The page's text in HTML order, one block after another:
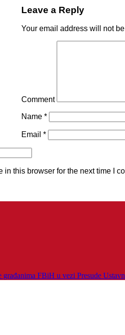
Leave a Reply
Your email address will not
Comment
Name *
Email *
this browser for the next time I
FBiH u vezi Presude